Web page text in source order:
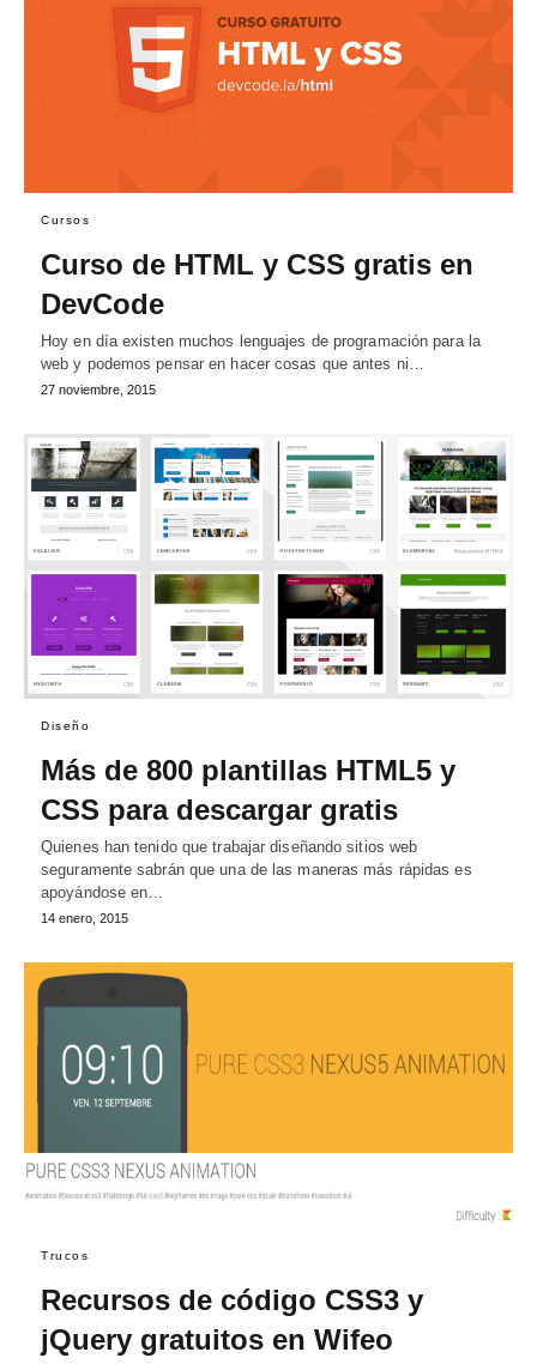
Cursos
Curso de HTML y CSS gratis en
DevCode
Hoy en día existen muchos lenguajes de programación para la
web y podemos pensar en hacer cosas que antes ni…
27 noviembre, 2015
Diseño
Más de 800 plantillas HTML5 y
CSS para descargar gratis
Quienes han tenido que trabajar diseñando sitios web
seguramente sabrán que una de las maneras más rápidas es
apoyándose en…
14 enero, 2015
Trucos
Recursos de código CSS3 y
jQuery gratuitos en Wifeo